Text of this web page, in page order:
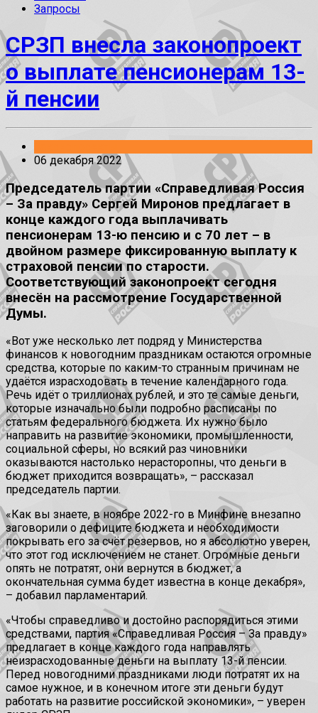
Запросы
СРЗП внесла законопроект
о выплате пенсионерам 13-
й пенсии
06 декабря 2022
Председатель партии «Справедливая Россия
– За правду» Сергей Миронов предлагает в
конце каждого года выплачивать
пенсионерам 13-ю пенсию и с 70 лет – в
двойном размере фиксированную выплату к
страховой пенсии по старости.
Соответствующий законопроект сегодня
внесён на рассмотрение Государственной
Думы.
«Вот уже несколько лет подряд у Министерства
финансов к новогодним праздникам остаются огромные
средства, которые по каким-то странным причинам не
удаётся израсходовать в течение календарного года.
Речь идёт о триллионах рублей, и это те самые деньги,
которые изначально были подробно расписаны по
статьям федерального бюджета. Их нужно было
направить на развитие экономики, промышленности,
социальной сферы, но всякий раз чиновники
оказываются настолько нерасторопны, что деньги в
бюджет приходится возвращать», – рассказал
председатель партии.
«Как вы знаете, в ноябре 2022-го в Минфине внезапно
заговорили о дефиците бюджета и необходимости
покрывать его за счёт резервов, но я абсолютно уверен,
что этот год исключением не станет. Огромные деньги
опять не потратят, они вернутся в бюджет, а
окончательная сумма будет известна в конце декабря»,
– добавил парламентарий.
«Чтобы справедливо и достойно распорядиться этими
средствами, партия «Справедливая Россия – За правду»
предлагает в конце каждого года направлять
неизрасходованные деньги на выплату 13-й пенсии.
Перед новогодними праздниками люди потратят их на
самое нужное, и в конечном итоге эти деньги будут
работать на развитие российской экономики», – уверен